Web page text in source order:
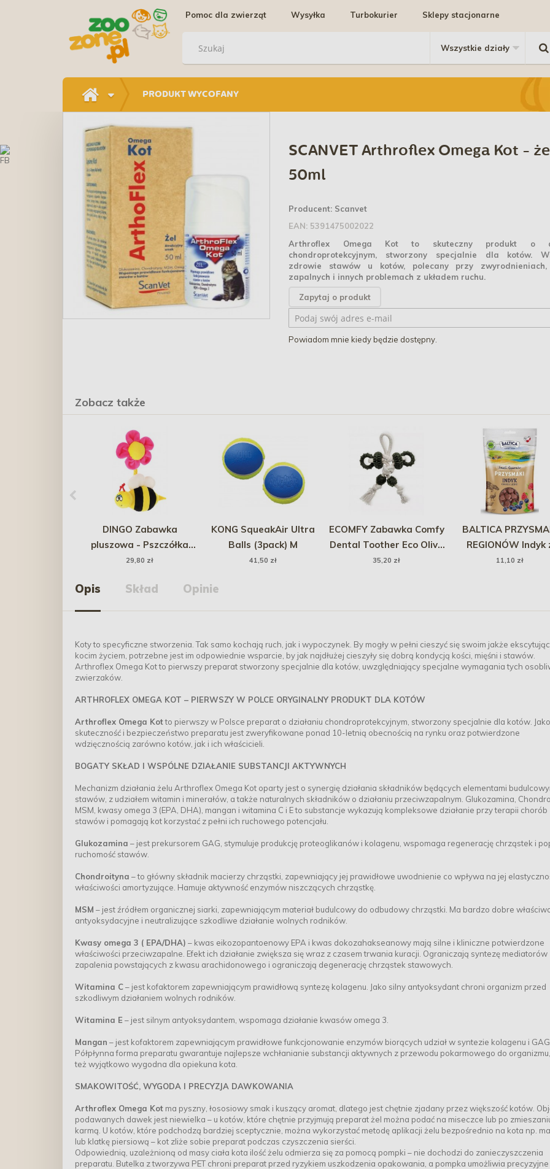
Pomoc dla zwierząt Wysyłka Turbokurier Sklepy stacjonarne
PRODUKT WYCOFANY
SCANVET Arthroflex Omega Kot -
50ml
Producent: Scanvet
EAN: 5391475002022
Arthroflex Omega Kot to skuteczny produkt o
chondroprotekcyjnym, stworzony specjalnie dla kotów.
zdrowie stawów u kotów, polecany przy zwyrodnieniach,
zapalnych i innych problemach z układem ruchu.
Zapytaj o produkt
Powiadom mnie kiedy będzie dostępny.
Zobacz także
DINGO Zabawka
pluszowa - Pszczółka
Beti 28 cm
29,80 zł
KONG SqueakAir Ultra
Balls (3pack) M
41,50 zł
ECOMFY Zabawka Comfy
Dental Toother Eco Olive
21 cm - Ludzik
35,20 zł
BALTICA
REGIONÓW Indyk
owocami leśnymi
11,10 zł
Opis Skład Opinie
Koty to specyficzne stworzenia. Tak samo kochają ruch, jak i wypoczynek. By mogły w pełni cieszyć się swoim jakże
kocim życiem, potrzebne jest im odpowiednie wsparcie, by jak najdłużej cieszyły się dobrą kondycją kości, mięśni i stawów.
Arthroflex Omega Kot to pierwszy preparat stworzony specjalnie dla kotów, uwzględniający specjalne wymagania tych
zwierzaków.
ARTHROFLEX OMEGA KOT – PIERWSZY W POLCE ORYGINALNY PRODUKT DLA KOTÓW
Arthroflex Omega Kotto pierwszy w Polsce preparat o działaniu chondroprotekcyjnym, stworzony specjalnie dla kotów.
skuteczność i bezpieczeństwo preparatu jest zweryfikowane ponad 10-letnią obecnością na rynku oraz potwierdzone
wdzięcznością zarówno kotów, jak i ich właścicieli.
BOGATY SKŁAD I WSPÓLNE DZIAŁANIE SUBSTANCJI AKTYWNYCH
Mechanizm działania żelu Arthroflex Omega Kot oparty jest o synergię działania składników będących elementami
stawów, z udziałem witamin i minerałów, a także naturalnych składników o działaniu przeciwzapalnym. Glukozamina,
MSM, kwasy omega 3 (EPA, DHA), mangan i witamina C i E to substancje wykazują kompleksowe działanie przy terapii chorób
stawów i pomagają kot korzystać z pełni ich ruchowego potencjału.
Glukozamina – jest prekursorem GAG, stymuluje produkcję proteoglikanów i kolagenu, wspomaga regenerację chrząstek i
ruchomość stawów.
Chondroityna – to główny składnik macierzy chrząstki, zapewniający jej prawidłowe uwodnienie co wpływa na jej
właściwości amortyzujące. Hamuje aktywność enzymów niszczących chrząstkę.
MSM – jest źródłem organicznej siarki, zapewniającym materiał budulcowy do odbudowy chrząstki. Ma bardzo dobre
antyoksydacyjne i neutralizujące szkodliwe działanie wolnych rodników.
Kwasy omega 3 ( EPA/DHA) – kwas eikozopantoenowy EPA i kwas dokozahakseanowy mają silne i kliniczne potwierdzone
właściwości przeciwzapalne. Efekt ich działanie zwiększa się wraz z czasem trwania kuracji. Ograniczają syntezę mediatorów
zapalenia powstających z kwasu arachidonowego i ograniczają degenerację chrząstek stawowych.
Witamina C– jest kofaktorem zapewniającym prawidłową syntezę kolagenu. Jako silny antyoksydant chroni organizm przed
szkodliwym działaniem wolnych rodników.
Witamina E – jest silnym antyoksydantem, wspomaga działanie kwasów omega 3.
Mangan – jest kofaktorem zapewniającym prawidłowe funkcjonowanie enzymów biorących udział w syntezie kolagenu i GAG
Półpłynna forma preparatu gwarantuje najlepsze wchłanianie substancji aktywnych z przewodu pokarmowego do
też wyjątkowo wygodna dla opiekuna kota.
SMAKOWITOŚĆ, WYGODA I PRECYZJA DAWKOWANIA
Arthroflex Omega Kot ma pyszny, łososiowy smak i kuszący aromat, dlatego jest chętnie zjadany przez większość kotów.
podawanych dawek jest niewielka – u kotów, które chętnie przyjmują preparat żel można podać na miseczce lub po
karmą. U kotów, które podchodzą bardziej sceptycznie, można wykorzystać metodę aplikacji żelu bezpośrednio na kota np.
lub klatkę piersiową – kot zliże sobie preparat podczas czyszczenia sierści.
Odpowiednią, uzależnioną od masy ciała kota ilość żelu odmierza się za pomocą pompki – nie dochodzi do zanieczyszczenia
preparatu. Butelka z tworzywa PET chroni preparat przed ryzykiem uszkodzenia opakowania, a pompka umożliwia precyzyjne